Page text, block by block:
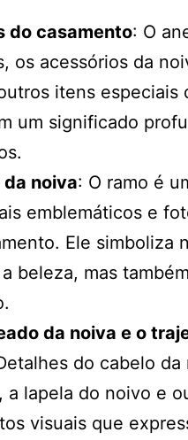
do casamento: O
os acessórios da
itens especiais
um significado
da noiva: O ramo é
emblemáticos e
Ele simboliza
beleza, mas
da noiva e o
do cabelo da
a lapela do noivo e
visuais que